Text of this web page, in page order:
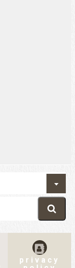
privacy